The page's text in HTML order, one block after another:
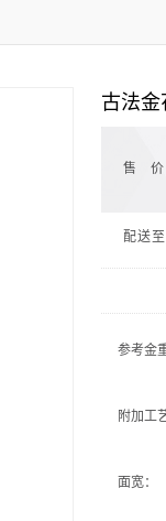
古法金
售 价
配送至
参考金
附加工
面宽：